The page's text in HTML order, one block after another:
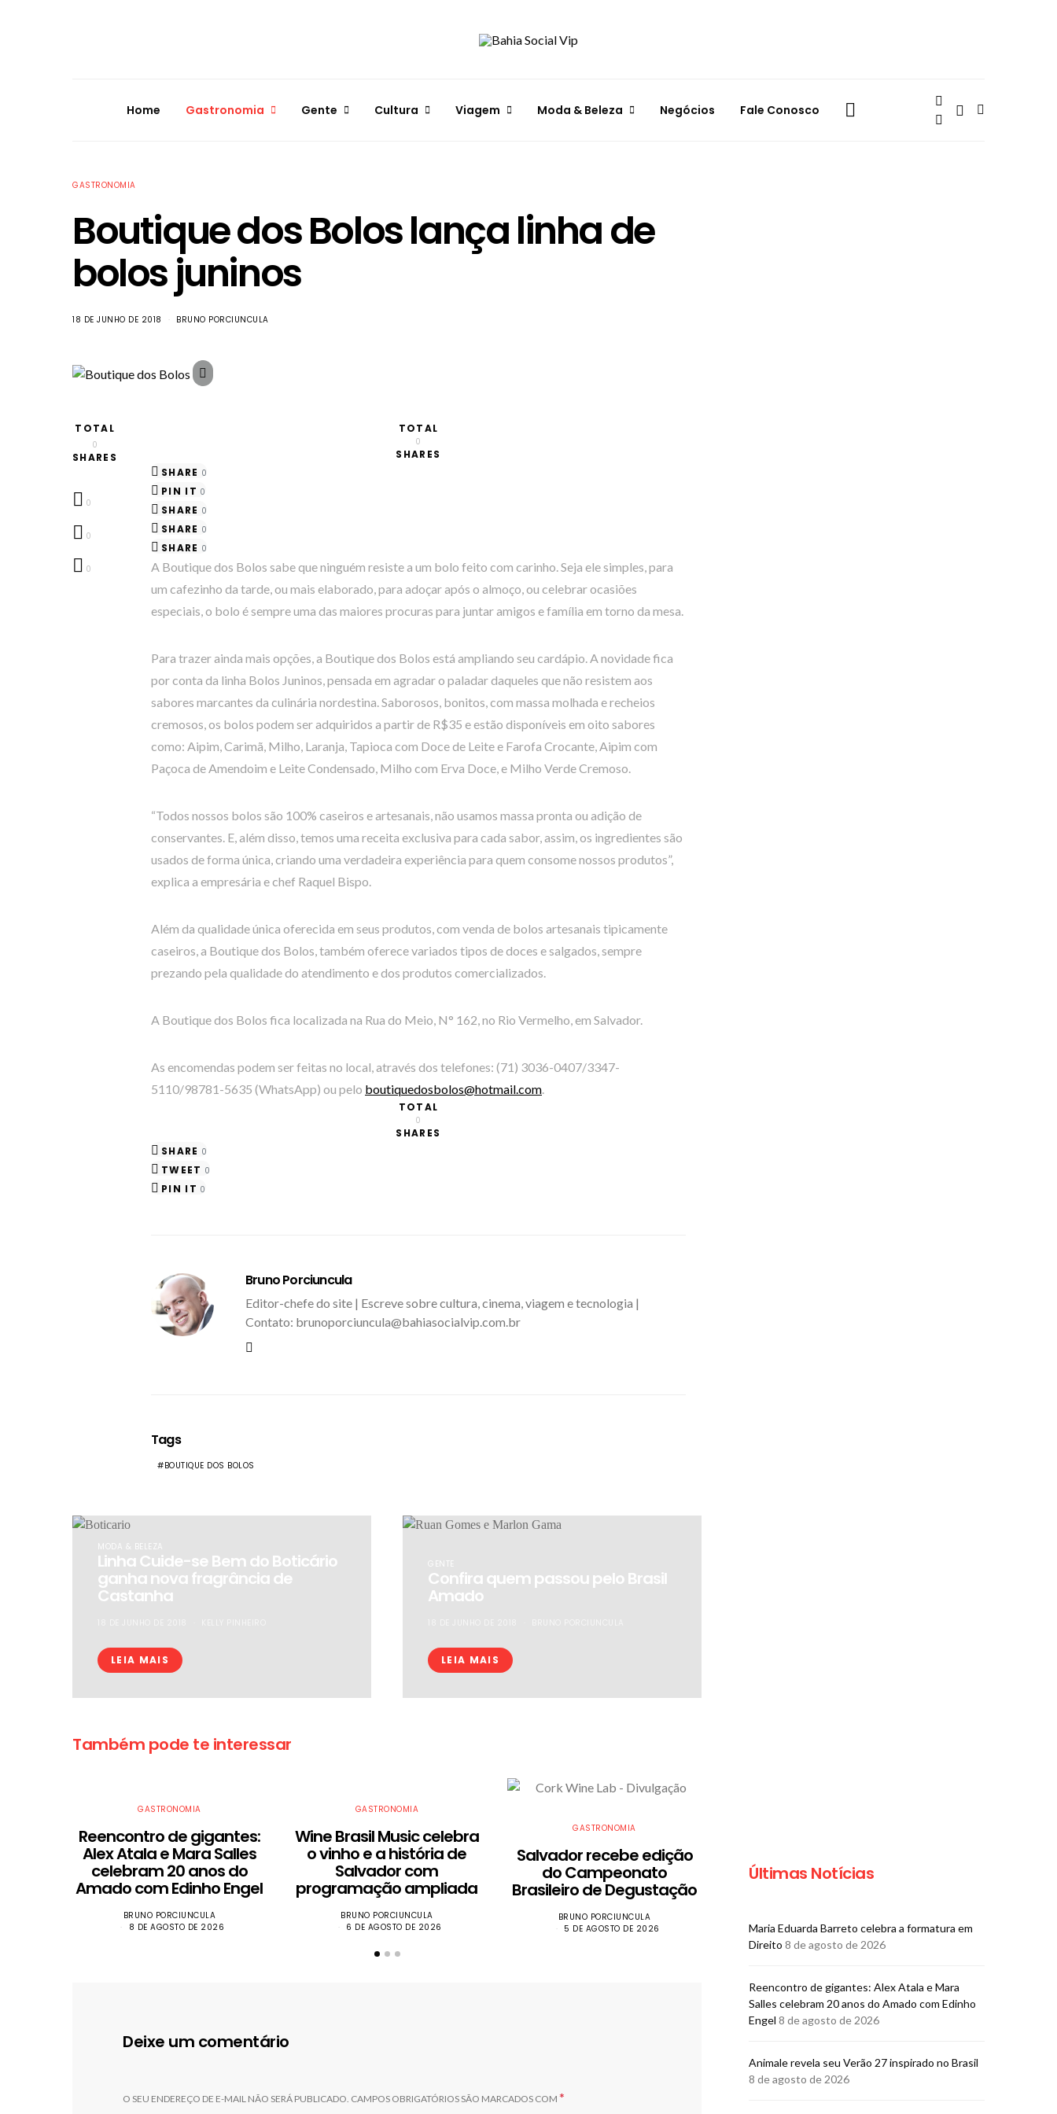
Home Gastronomia Gente Cultura Viagem Moda & Beleza Negócios Fale Conosco
GASTRONOMIA
Boutique dos Bolos lança linha de
bolos juninos
18 DE JUNHO DE 2018 BRUNO PORCIUNCULA
TOTAL
0
SHARES
0
0
0
TOTAL
0
SHARES
SHARE 0
PIN IT 0
SHARE 0
SHARE 0
SHARE 0
A Boutique dos Bolos sabe que ninguém resiste a um bolo feito com carinho. Seja ele simples, para
um cafezinho da tarde, ou mais elaborado, para adoçar após o almoço, ou celebrar ocasiões
especiais, o bolo é sempre uma das maiores procuras para juntar amigos e família em torno da mesa.
Para trazer ainda mais opções, a Boutique dos Bolos está ampliando seu cardápio. A novidade fica
por conta da linha Bolos Juninos, pensada em agradar o paladar daqueles que não resistem aos
sabores marcantes da culinária nordestina. Saborosos, bonitos, com massa molhada e recheios
cremosos, os bolos podem ser adquiridos a partir de R$35 e estão disponíveis em oito sabores
como: Aipim, Carimã, Milho, Laranja, Tapioca com Doce de Leite e Farofa Crocante, Aipim com
Paçoca de Amendoim e Leite Condensado, Milho com Erva Doce, e Milho Verde Cremoso.
“Todos nossos bolos são 100% caseiros e artesanais, não usamos massa pronta ou adição de
conservantes. E, além disso, temos uma receita exclusiva para cada sabor, assim, os ingredientes são
usados de forma única, criando uma verdadeira experiência para quem consome nossos produtos”,
explica a empresária e chef Raquel Bispo.
Além da qualidade única oferecida em seus produtos, com venda de bolos artesanais tipicamente
caseiros, a Boutique dos Bolos, também oferece variados tipos de doces e salgados, sempre
prezando pela qualidade do atendimento e dos produtos comercializados.
A Boutique dos Bolos fica localizada na Rua do Meio, N° 162, no Rio Vermelho, em Salvador.
As encomendas podem ser feitas no local, através dos telefones: (71) 3036-0407/3347-
5110/98781-5635 (WhatsApp) ou pelo boutiquedosbolos@hotmail.com.
TOTAL
0
SHARES
SHARE 0
TWEET 0
PIN IT 0
Bruno Porciuncula
Editor-chefe do site | Escreve sobre cultura, cinema, viagem e tecnologia |
Contato: brunoporciuncula@bahiasocialvip.com.br
Tags
BOUTIQUE DOS BOLOS
MODA & BELEZA
Linha Cuide-se Bem do Boticário
ganha nova fragrância de
Castanha
LEIA MAIS
GENTE
Confira quem passou pelo Brasil
Amado
LEIA MAIS
Também pode te interessar
GASTRONOMIA
Reencontro de gigantes:
Alex Atala e Mara Salles
celebram 20 anos do
Amado com Edinho Engel
BRUNO PORCIUNCULA
8 DE AGOSTO DE 2026
GASTRONOMIA
Wine Brasil Music celebra
o vinho e a história de
Salvador com
programação ampliada
BRUNO PORCIUNCULA
6 DE AGOSTO DE 2026
GASTRONOMIA
​Salvador recebe edição
do Campeonato
Brasileiro de Degustação
BRUNO PORCIUNCULA
5 DE AGOSTO DE 2026
World Wine: aniversário
com descontos de até
60% em mais de 150
BRUNO PORCIUNCULA
Pereira
chef Fabrício
Deixe um comentário
O SEU ENDEREÇO DE E-MAIL NÃO SERÁ PUBLICADO. CAMPOS OBRIGATÓRIOS SÃO MARCADOS COM *
Últimas Notícias
Maria Eduarda Barreto celebra a formatura em
Direito 8 de agosto de 2026
Reencontro de gigantes: Alex Atala e Mara
Salles celebram 20 anos do Amado com Edinho
Engel 8 de agosto de 2026
Animale revela seu Verão 27 inspirado no Brasil
8 de agosto de 2026